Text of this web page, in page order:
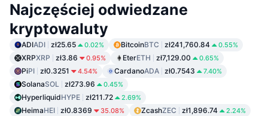
Najczęściej odwiedzane
kryptowaluty
ADIADI zł25.65 0.02% BitcoinBTC zł241,760.84 0.55%
XRPXRP zł3.86 0.95% EterETH zł7,129.00 0.65%
PiPI zł0.3251 4.54% CardanoADA zł0.7543 7.40%
SolanaSOL zł273.96 0.45%
HyperliquidHYPE zł211.72 2.69%
HeimaHEI zł0.8369 35.08% ZcashZEC zł1,896.74 2.24%